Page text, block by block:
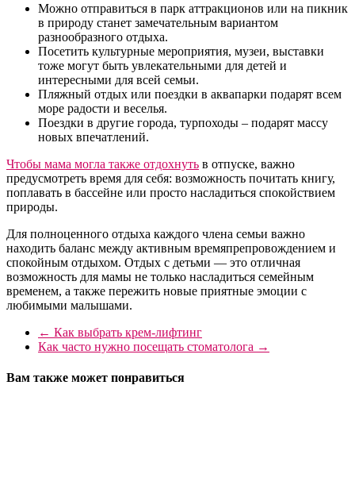
Можно отправиться в парк аттракционов или на пикник
в природу станет замечательным вариантом
разнообразного отдыха.
Посетить культурные мероприятия, музеи, выставки
тоже могут быть увлекательными для детей и
интересными для всей семьи.
Пляжный отдых или поездки в аквапарки подарят всем
море радости и веселья.
Поездки в другие города, турпоходы – подарят массу
новых впечатлений.
Чтобы мама могла также отдохнуть в отпуске, важно
предусмотреть время для себя: возможность почитать книгу,
поплавать в бассейне или просто насладиться спокойствием
природы.
Для полноценного отдыха каждого члена семьи важно
находить баланс между активным времяпрепровождением и
спокойным отдыхом. Отдых с детьми — это отличная
возможность для мамы не только насладиться семейным
временем, а также пережить новые приятные эмоции с
любимыми малышами.
← Как выбрать крем-лифтинг
Как часто нужно посещать стоматолога →
Вам также может понравиться